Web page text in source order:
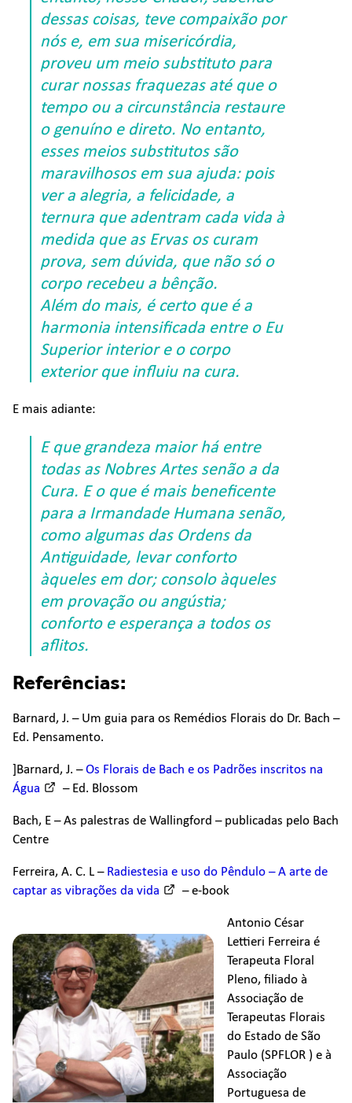
dessas coisas, teve compaixão por
nós e, em sua misericórdia,
proveu um meio substituto para
curar nossas fraquezas até que o
tempo ou a circunstância restaure
o genuíno e direto. No entanto,
esses meios substitutos são
maravilhosos em sua ajuda: pois
ver a alegria, a felicidade, a
ternura que adentram cada vida à
medida que as Ervas os curam
prova, sem dúvida, que não só o
corpo recebeu a bênção.
Além do mais, é certo que é a
harmonia intensificada entre o Eu
Superior interior e o corpo
exterior que influiu na cura.
E mais adiante:
E que grandeza maior há entre
todas as Nobres Artes senão a da
Cura. E o que é mais beneficente
para a Irmandade Humana senão,
como algumas das Ordens da
Antiguidade, levar conforto
àqueles em dor; consolo àqueles
em provação ou angústia;
conforto e esperança a todos os
aflitos.
Referências:
Barnard, J. – Um guia para os Remédios Florais do Dr. Bach –
Ed. Pensamento.
]Barnard, J. –Os Florais de Bach e os Padrões inscritos na
Água
– Ed. Blossom
Bach, E – As palestras de Wallingford – publicadas pelo Bach
Centre
Ferreira, A. C. L – Radiestesia e uso do Pêndulo – A arte de
captar as vibrações da vida
– e-book
Antonio César
Lettieri Ferreira é
Terapeuta Floral
Pleno, filiado à
Associação de
Terapeutas Florais
do Estado de São
Paulo (SPFLOR ) e à
Associação
Portuguesa de